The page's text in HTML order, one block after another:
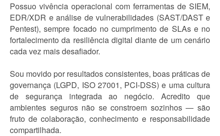
Possuo vivência operacional com ferramentas de SIEM,
EDR/XDR e análise de vulnerabilidades (SAST/DAST e
Pentest), sempre focado no cumprimento de SLAs e no
fortalecimento da resiliência digital diante de um cenário
cada vez mais desafiador.
Sou movido por resultados consistentes, boas práticas de
governança (LGPD, ISO 27001, PCI-DSS) e uma cultura
de segurança integrada ao negócio. Acredito que
ambientes seguros não se constroem sozinhos — são
fruto de colaboração, conhecimento e responsabilidade
compartilhada.